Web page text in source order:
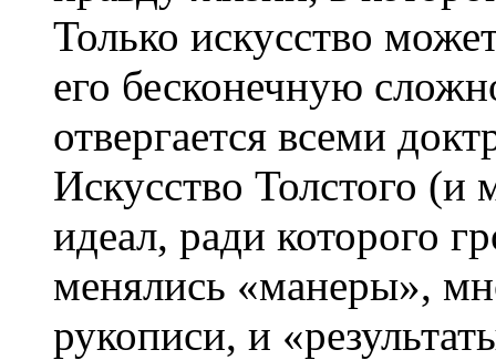
Только искусство
его бесконечную
отвергается всеми
Искусство Толстого
идеал, ради которого
менялись «манеры»,
рукописи, и